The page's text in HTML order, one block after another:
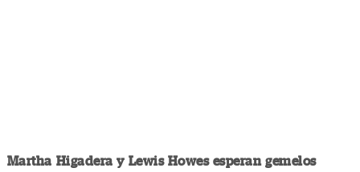
Martha Higadera y Lewis Howes esperan gemelos